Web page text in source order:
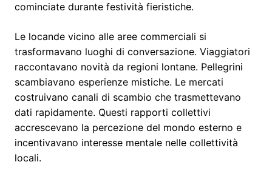
cominciate durante festività fieristiche.
Le locande vicino alle aree commerciali si
trasformavano luoghi di conversazione. Viaggiatori
raccontavano novità da regioni lontane. Pellegrini
scambiavano esperienze mistiche. Le mercati
costruivano canali di scambio che trasmettevano
dati rapidamente. Questi rapporti collettivi
accrescevano la percezione del mondo esterno e
incentivavano interesse mentale nelle collettività
locali.